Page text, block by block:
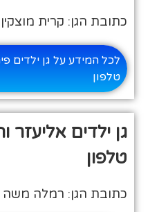
כתובת הגן: קרית מוצקין
לכל המידע על גן ילדים
טלפון
גן ילדים אליעזר
טלפון
כתובת הגן: רמלה משה